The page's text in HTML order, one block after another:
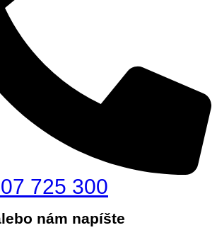
725 300
nám napíšte